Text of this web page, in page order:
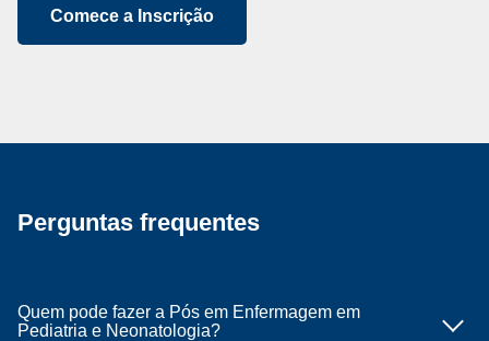
Comece a Inscrição
Perguntas frequentes
Quem pode fazer a Pós em Enfermagem em
Pediatria e Neonatologia?